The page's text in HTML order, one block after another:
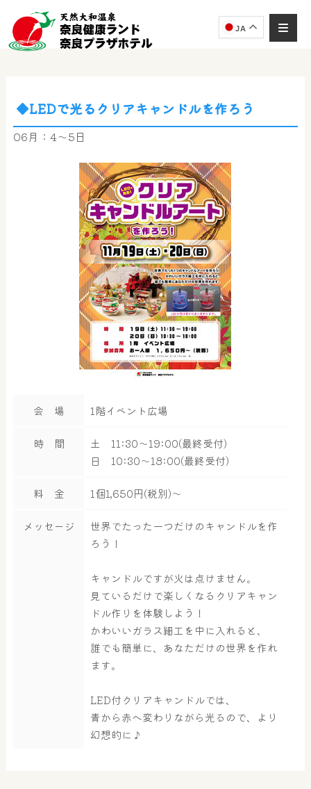
JA
屋内レジャープール グルメ
◆LEDで光るクリアキャンドルを作ろう
06月：4～5日
会 場 1階イベント広場
時 間
土 11:30～19:00(最終受付)
日 10:30～18:00(最終受付)
料 金 1個1,650円(税別)～
メッセージ
世界でたった一つだけのキャンドルを作
ろう！
キャンドルですが火は点けません。
見ているだけで楽しくなるクリアキャン
ドル作りを体験しよう！
かわいいガラス細工を中に入れると、
誰でも簡単に、あなただけの世界を作れ
ます。
LED付クリアキャンドルでは、
青から赤へ変わりながら光るので、より
幻想的に♪
AIコンシェルジュ
オンライン
奈良健康ランド AIコンシェルジュです。
ご質問をお伺いします。